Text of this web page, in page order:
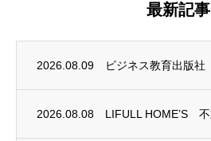
最新記事
2026.08.09
2026.08.08